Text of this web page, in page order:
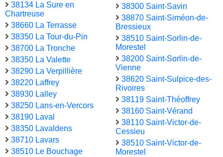
38134 La Sure en
Chartreuse
38660 La Terrasse
38350 La Tour-du-Pin
38700 La Tronche
38350 La Valette
38290 La Verpillière
38220 Laffrey
38930 Lalley
38250 Lans-en-Vercors
38190 Laval
38350 Lavaldens
38710 Lavars
38510 Le Bouchage
38300 Saint-Savin
38870 Saint-Siméon-de-
Bressieux
38510 Saint-Sorlin-de-
Morestel
38200 Saint-Sorlin-de-
Vienne
38620 Saint-Sulpice-des-
Rivoires
38119 Saint-Théoffrey
38160 Saint-Vérand
38110 Saint-Victor-de-
Cessieu
38510 Saint-Victor-de-
Morestel